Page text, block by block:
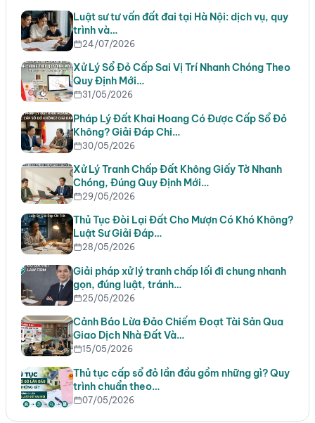
Luật sư tư vấn đất đai tại Hà Nội: dịch vụ, quy
trình và…
24/07/2026
Xử Lý Sổ Đỏ Cấp Sai Vị Trí Nhanh Chóng Theo
Quy Định Mới…
31/05/2026
Pháp Lý Đất Khai Hoang Có Được Cấp Sổ Đỏ
Không? Giải Đáp Chi…
30/05/2026
Xử Lý Tranh Chấp Đất Không Giấy Tờ Nhanh
Chóng, Đúng Quy Định Mới…
29/05/2026
Thủ Tục Đòi Lại Đất Cho Mượn Có Khó Không?
Luật Sư Giải Đáp…
28/05/2026
Giải pháp xử lý tranh chấp lối đi chung nhanh
gọn, đúng luật, tránh…
25/05/2026
Cảnh Báo Lừa Đảo Chiếm Đoạt Tài Sản Qua
Giao Dịch Nhà Đất Và…
15/05/2026
Thủ tục cấp sổ đỏ lần đầu gồm những gì? Quy
trình chuẩn theo…
07/05/2026